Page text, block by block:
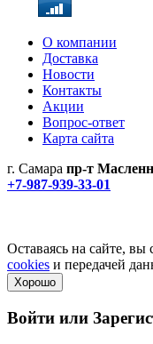
О компании
Доставка
Новости
Контакты
Акции
Вопрос-ответ
Карта сайта
г. Самара пр-т
+7-987-939-33-01
Оставаясь на сайте, вы
cookies и передачей
Хорошо
Войти или